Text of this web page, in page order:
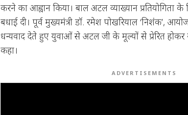
करने का आह्वान किया। बाल अटल व्याख्यान प्रतियोगिता
बधाई दी। पूर्व मुख्यमंत्री डॉ. रमेश पोखरियाल ‘निशंक’,
धन्यवाद देते हुए युवाओं से अटल जी के मूल्यों से प्रेरित होकर
कहा।
ADVERTISEMENTS